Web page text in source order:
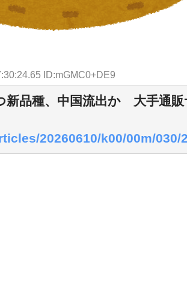
ID:mGMC0+DE9
新品種、中国流出か 大手通
20260610/k00/00m/030/